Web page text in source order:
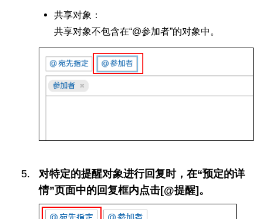
共享对象：
共享对象不包含在“@参加者”的对象中。
对特定的提醒对象进行回复时，在“预定的详
情”页面中的回复框内点击[@提醒]。